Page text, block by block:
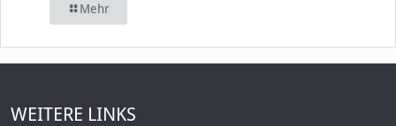
Mehr
WEITERE LINKS